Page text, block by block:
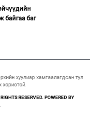
байгаа баг
хуулиар хамгаалагдсан тул
хориотой.
RESERVED. POWERED BY